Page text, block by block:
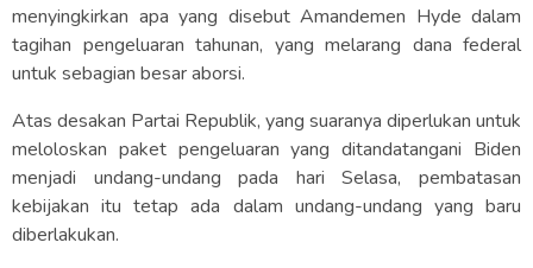
menyingkirkan apa yang disebut Amandemen Hyde dalam
tagihan pengeluaran tahunan, yang melarang dana federal
untuk sebagian besar aborsi.
Atas desakan Partai Republik, yang suaranya diperlukan untuk
meloloskan paket pengeluaran yang ditandatangani Biden
menjadi undang-undang pada hari Selasa, pembatasan
kebijakan itu tetap ada dalam undang-undang yang baru
diberlakukan.